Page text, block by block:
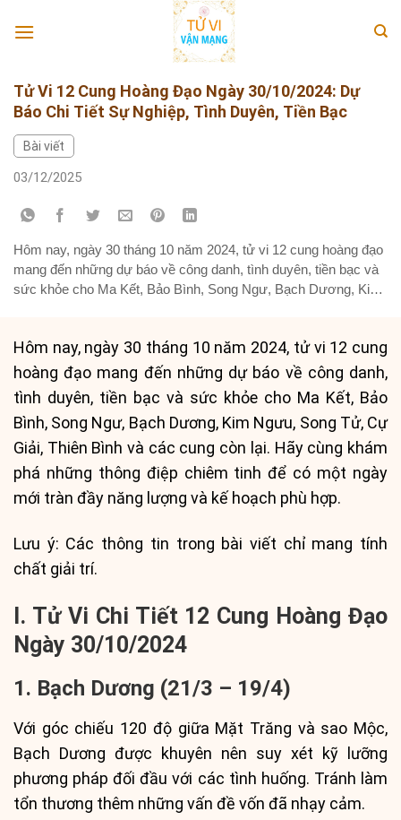
Tử Vi 12 Cung Hoàng Đạo Ngày 30/10/2024: Dự
Báo Chi Tiết Sự Nghiệp, Tình Duyên, Tiền Bạc
Bài viết
03/12/2025
Hôm nay, ngày 30 tháng 10 năm 2024, tử vi 12 cung hoàng đạo
mang đến những dự báo về công danh, tình duyên, tiền bạc và
sức khỏe cho Ma Kết, Bảo Bình, Song Ngư, Bạch Dương, Kim
Hôm nay, ngày 30 tháng 10 năm 2024, tử vi 12 cung
hoàng đạo mang đến những dự báo về công danh,
tình duyên, tiền bạc và sức khỏe cho Ma Kết, Bảo
Bình, Song Ngư, Bạch Dương, Kim Ngưu, Song Tử, Cự
Giải, Thiên Bình và các cung còn lại. Hãy cùng khám
phá những thông điệp chiêm tinh để có một ngày
mới tràn đầy năng lượng và kế hoạch phù hợp.
Lưu ý: Các thông tin trong bài viết chỉ mang tính
chất giải trí.
I. Tử Vi Chi Tiết 12 Cung Hoàng Đạo
Ngày 30/10/2024
1. Bạch Dương (21/3 – 19/4)
Với góc chiếu 120 độ giữa Mặt Trăng và sao Mộc,
Bạch Dương được khuyên nên suy xét kỹ lưỡng
phương pháp đối đầu với các tình huống. Tránh làm
tổn thương thêm những vấn đề vốn đã nhạy cảm.